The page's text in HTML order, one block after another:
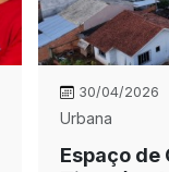
30/04/2026
Urbana
Espaço de